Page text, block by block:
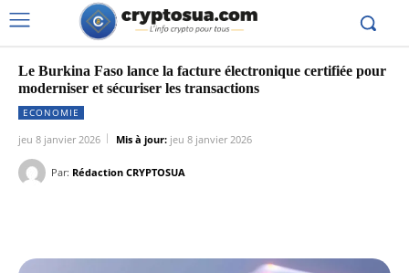
Le Burkina Faso lance la facture électronique certifiée pour
moderniser et sécuriser les transactions
ECONOMIE
jeu 8 janvier 2026 Mis à jour: jeu 8 janvier 2026
Par: Rédaction CRYPTOSUA